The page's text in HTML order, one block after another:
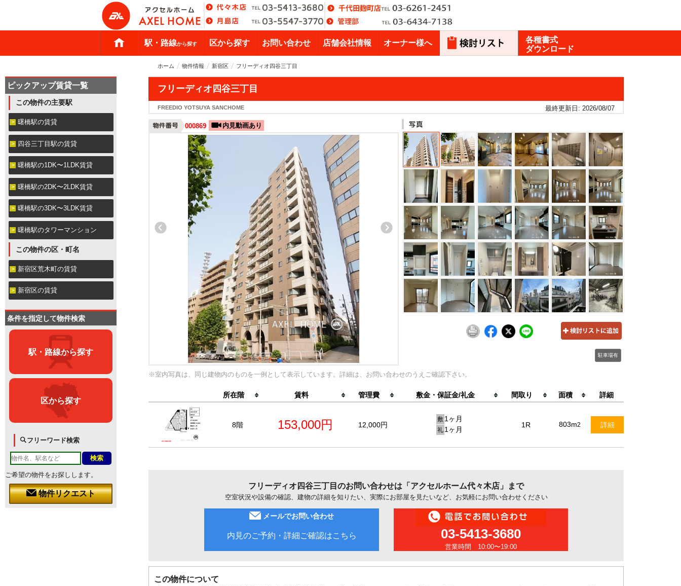
駅・路線から探す 区から探す お問い合わせ 店舗会社情報 オーナー様へ
各種書式
ダウンロード
ホーム 物件情報 新宿区 フリーディオ四谷三丁目
フリーディオ四谷三丁目
FREEDIO YOTSUYA SANCHOME 最終更新日: 2026/08/07
000869 内見動画あり
駐車場有
※室内写真は、同じ建物内のものを一例として表示しています。詳細は、お問い合わせのうえご確認下さい。
所在階 賃料 管理費 敷金・保証金/礼金 間取り 面積 詳細
8階 153,000円 12,000円
敷 1ヶ月
礼 1ヶ月
1R 803m2 詳細
フリーディオ四谷三丁目のお問い合わせは「アクセルホーム代々木店」まで
空室状況や設備の確認、建物の詳細を知りたい、実際にお部屋を見たいなど、お気軽にお問い合わせください
メールでお問い合わせ
内見のご予約・詳細ご確認はこちら 03-5413-3680
営業時間 10:00〜19:00
この物件について
ピックアップ賃貸一覧
この物件の主要駅
曙橋駅の賃貸
四谷三丁目駅の賃貸
曙橋駅の1DK〜1LDK賃貸
曙橋駅の2DK〜2LDK賃貸
曙橋駅の3DK〜3LDK賃貸
曙橋駅のタワーマンション
この物件の区・町名
新宿区荒木町の賃貸
新宿区の賃貸
条件を指定して物件検索
駅・路線から探す
区から探す
フリーワード検索
ご希望の物件をお探しします。
物件リクエスト